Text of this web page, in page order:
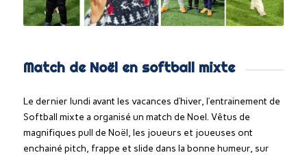
Match de Noël en softball mixte
Le dernier lundi avant les vacances d’hiver, l’entrainement de
Softball mixte a organisé un match de Noel. Vêtus de
magnifiques pull de Noël, les joueurs et joueuses ont
enchainé pitch, frappe et slide dans la bonne humeur, sur